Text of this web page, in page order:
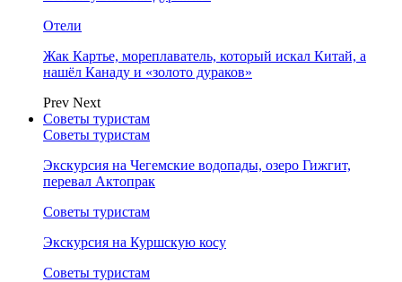
Отели
Жак Картье, мореплаватель, который искал Китай, а
нашёл Канаду и «золото дураков»
Prev Next
Советы туристам
Советы туристам
Экскурсия на Чегемские водопады, озеро Гижгит,
перевал Актопрак
Советы туристам
Экскурсия на Куршскую косу
Советы туристам